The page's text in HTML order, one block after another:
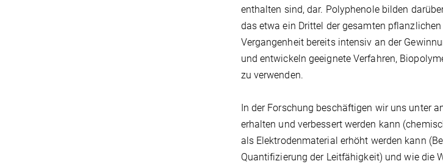
enthalten sind, dar. Polyphenole bilden
das etwa ein Drittel der gesamten
Vergangenheit bereits intensiv an der
und entwickeln geeignete Verfahren,
zu verwenden.
In der Forschung beschäftigen wir uns unter
erhalten und verbessert werden kann
als Elektrodenmaterial erhöht werden kann
Quantifizierung der Leitfähigkeit) und wie die